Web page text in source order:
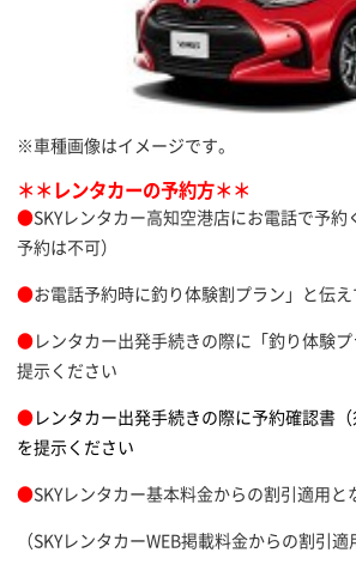
※車種画像はイメージです。
＊＊レンタカーの予約方＊＊
●SKYレンタカー高知空港店にお電話で予約
予約は不可）
●お電話予約時に釣り体験割プラン」と伝え
● レンタカー出発手続きの際に「釣り体験
提示ください
● レンタカー出発手続きの際に予約確認書（
を提示ください
●SKYレンタカー基本料金からの割引適用と
（SKYレンタカーWEB掲載料金からの割引適